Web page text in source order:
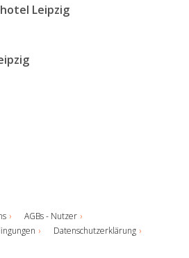
Leipzig
AGBs - Nutzer
Datenschutzerklärung